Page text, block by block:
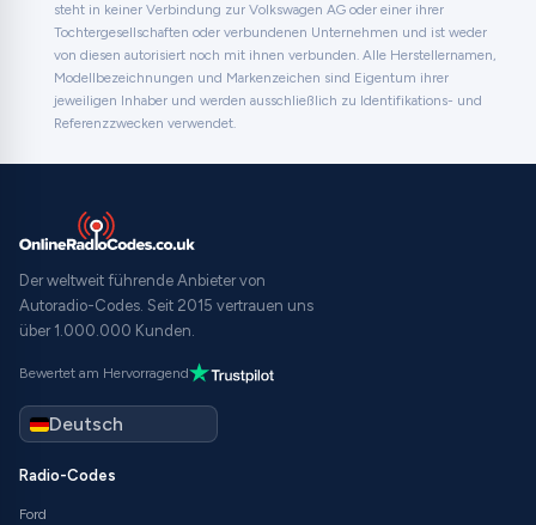
steht in keiner Verbindung zur Volkswagen AG oder einer ihrer
Tochtergesellschaften oder verbundenen Unternehmen und ist weder
von diesen autorisiert noch mit ihnen verbunden. Alle Herstellernamen,
Modellbezeichnungen und Markenzeichen sind Eigentum ihrer
jeweiligen Inhaber und werden ausschließlich zu Identifikations- und
Referenzzwecken verwendet.
Der weltweit führende Anbieter von
Autoradio-Codes. Seit 2015 vertrauen uns
über 1.000.000 Kunden.
Bewertet am Hervorragend
Radio-Codes
Ford